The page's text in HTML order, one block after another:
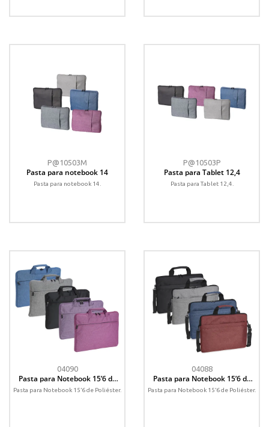
P@10503M
Pasta para notebook 14
Pasta para notebook 14.
P@10503P
Pasta para Tablet 12,4
Pasta para Tablet 12,4.
04090
Pasta para Notebook 15’6 de
Poliéster
Pasta para Notebook 15’6 de Poliéster.
04088
Pasta para Notebook 15’6 de
Poliéster
Pasta para Notebook 15’6 de Poliéster.